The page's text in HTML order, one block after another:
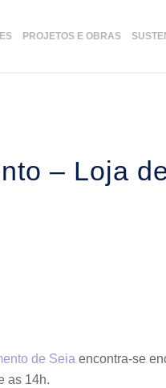
PROJETOS E OBRAS
– Loja
de Seia encontra-se
as 14h.